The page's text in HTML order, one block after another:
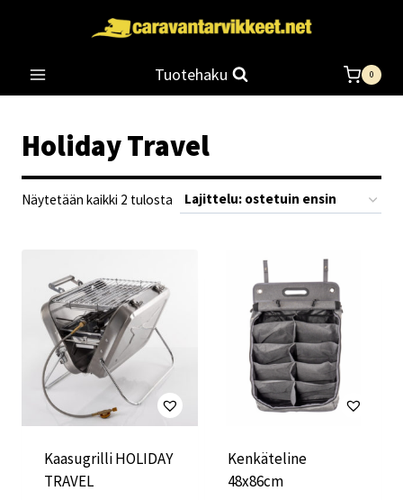
Tuotehaku 0
Holiday Travel
Näytetään kaikki 2 tulosta Suosituimmat
Kaasugrilli HOLIDAY
TRAVEL
Kenkäteline
48x86cm